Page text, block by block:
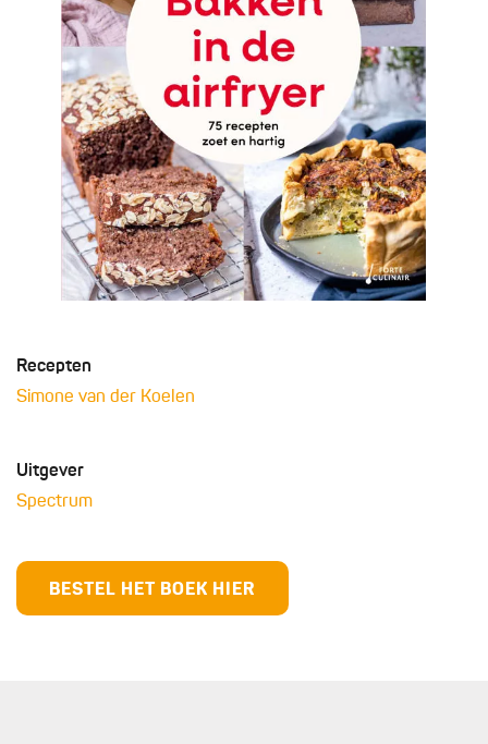
Recepten
Simone van der Koelen
Uitgever
Spectrum
BESTEL HET BOEK HIER